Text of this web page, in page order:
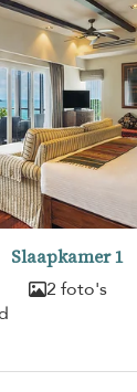
Slaapkamer 1
2 foto's